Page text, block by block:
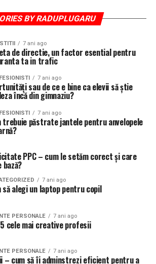
BY RADUPLUGARU
7 ani ago
de directie, un factor esential pentru
ta in trafic
7 ani ago
sau de ce e bine ca elevii să știe
încă din gimnaziu?
7 ani ago
trebuie păstrate jantele pentru anvelopele
PPC – cum le setăm corect și care
7 ani ago
să alegi un laptop pentru copil
PERSONALE 7 ani ago
5 cele mai creative profesii
PERSONALE 7 ani ago
– cum să îi adminstrezi eficient pentru a